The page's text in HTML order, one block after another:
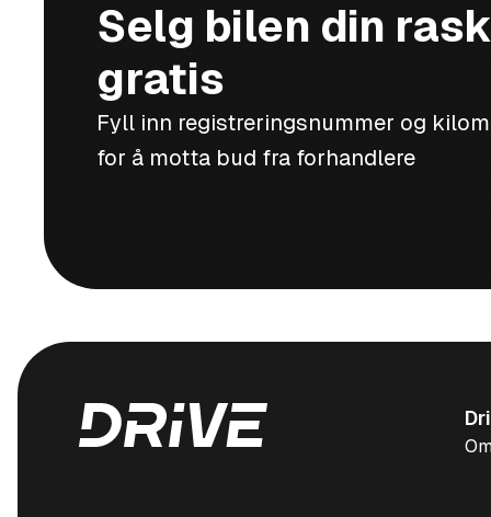
Selg bilen din
gratis
Fyll inn registreringsnummer og
for å motta bud fra forhandlere